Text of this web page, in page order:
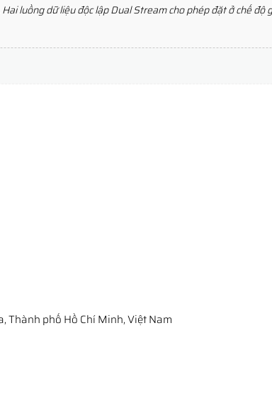
luồng dữ liệu độc lập Dual Stream cho phép đặt ở chế
Thành phố Hồ Chí Minh, Việt Nam